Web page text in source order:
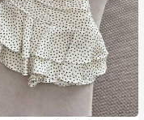
ใน นัวเนีย ชุดประสานงานสตรี